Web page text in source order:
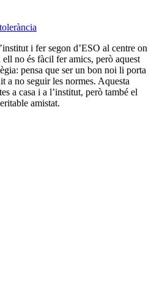
tolerància
i fer segon d’ESO al centre on
ell no és fàcil fer amics, però aquest
pensa que ser un bon noi li porta
a no seguir les normes. Aquesta
a casa i a l’institut, però també el
amistat.